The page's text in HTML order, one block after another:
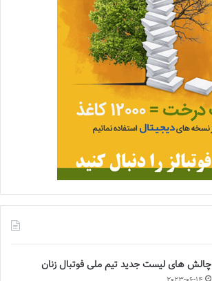
چالش هاى ليست جدید تيم ملى فوتبال زنان